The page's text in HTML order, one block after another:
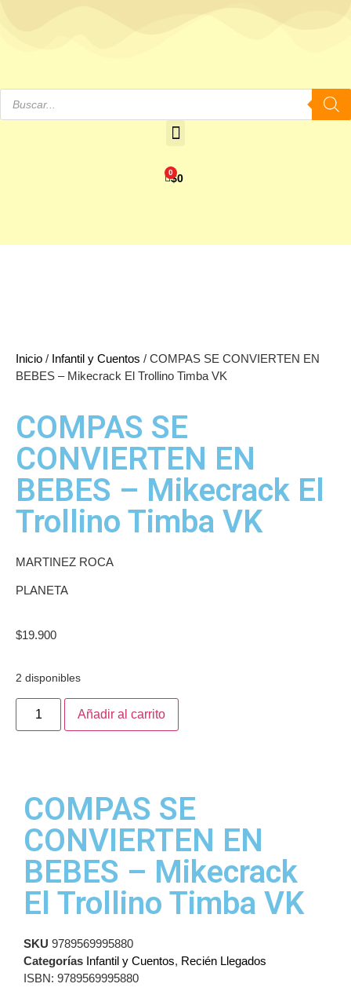
$0
0
Inicio / Infantil y Cuentos / COMPAS SE CONVIERTEN EN
BEBES – Mikecrack El Trollino Timba VK
COMPAS SE
CONVIERTEN EN
BEBES – Mikecrack El
Trollino Timba VK
MARTINEZ ROCA
PLANETA
$19.900
2 disponibles
Añadir al carrito
COMPAS SE
CONVIERTEN EN
BEBES – Mikecrack
El Trollino Timba VK
SKU 9789569995880
Categorías Infantil y Cuentos, Recién Llegados
ISBN: 9789569995880